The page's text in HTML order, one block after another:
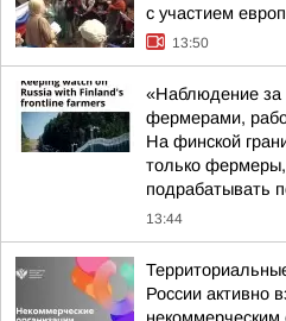
с участием
13:50
«Наблюдение за
фермерами,
На финской
только
подрабатывать
13:44
России активно